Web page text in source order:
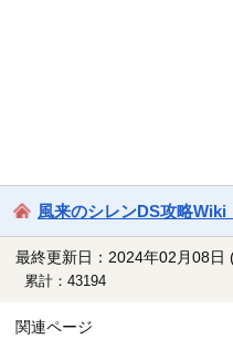
風来のシレンDS攻略Wiki
最終更新日：2024年02月08日
累計：43194
関連ページ